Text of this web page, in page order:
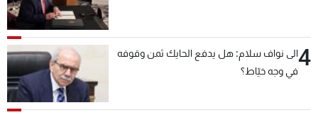
4الى نواف سلام: هل يدفع الحايك ثمن وقوفه
في وجه خيّاط؟